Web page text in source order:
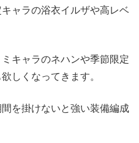
ャラの浴衣イルザや高レベ
キャラのネハンや季節限定
しくなってきます。
を掛けないと強い装備編成